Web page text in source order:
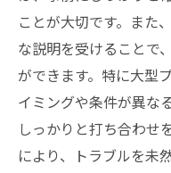
ことが大切です。また
な説明を受けることで
ができます。特に大型
イミングや条件が異な
しっかりと打ち合わせ
により、トラブルを未